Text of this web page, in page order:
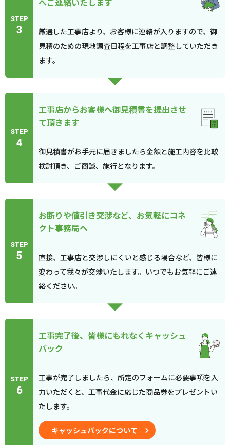
STEP
3
厳選した工事店より、お客様に連絡が入りますので、御
見積のための現地調査日程を工事店と調整していただき
ます。
STEP
4
工事店からお客様へ御見積書を提出させ
て頂きます
御見積書がお手元に届きましたら金額と施工内容を比較
検討頂き、ご商談、施行となります。
STEP
5
お断りや値引き交渉など、お気軽にコネ
クト事務局へ
直接、工事店と交渉しにくいと感じる場合など、皆様に
変わって我々が交渉いたします。いつでもお気軽にご連
絡ください。
STEP
6
工事完了後、皆様にもれなくキャッシュ
バック
工事が完了しましたら、所定のフォームに必要事項を入
力いただくと、工事代金に応じた商品券をプレゼントい
たします。
キャッシュバックについて